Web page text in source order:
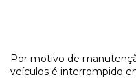
Por motivo de
veículos é interrompido